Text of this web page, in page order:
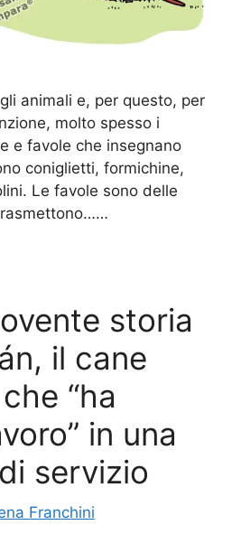
animali e, per questo, per
molto spesso i
e favole che insegnano
coniglietti, formichine,
Le favole sono delle
storia
il cane
“ha
in una
servizio
Franchini